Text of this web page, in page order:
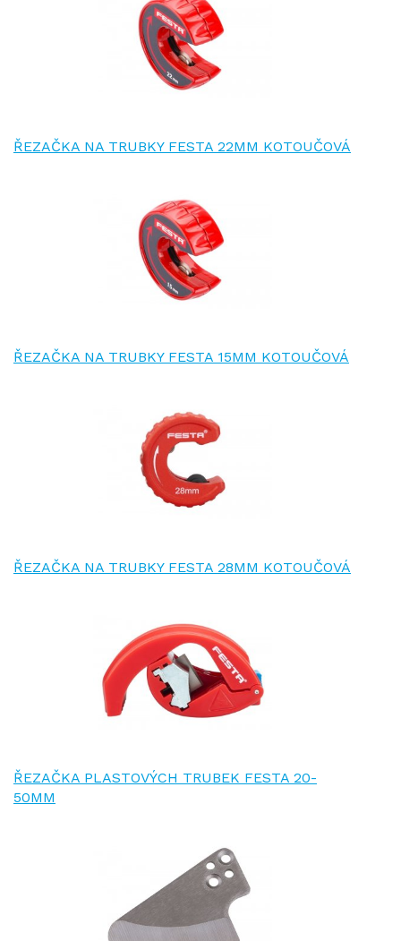
ŘEZAČKA NA TRUBKY FESTA 22MM KOTOUČOVÁ
ŘEZAČKA NA TRUBKY FESTA 15MM KOTOUČOVÁ
ŘEZAČKA NA TRUBKY FESTA 28MM KOTOUČOVÁ
ŘEZAČKA PLASTOVÝCH TRUBEK FESTA 20-
50MM